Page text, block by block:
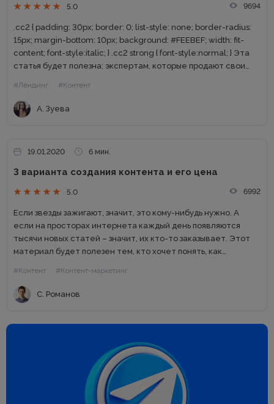
5.0 9694
.cc2 { padding: 30px; border: 0; list-style: none; border-radius:
15px; margin-bottom: 10px; background: #FEEBEF; width: fit-
content; font-style:italic; } .cc2 strong { font-style:normal; } Эта
статья будет полезна: экспертам, которые продают свои
работающим с инфобизнесом....
#Лендинг #Контент
А. Зуева
19.01.2020 6 мин.
3 варианта создания контента и его цена
5.0 6992
Если звезды зажигают, значит, это кому-нибудь нужно. А
если на просторах интернета каждый день появляются
тысячи новых статей – значит, их кто-то заказывает. Этот
материал будет полезен тем, кто хочет понять, как
#Контент #Контент-маркетинг
С. Романов